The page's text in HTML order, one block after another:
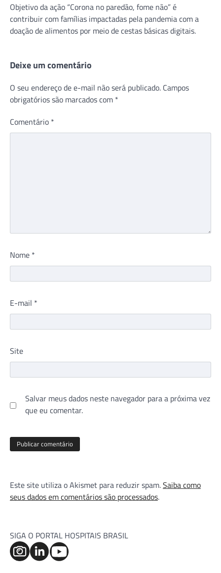
Objetivo da ação “Corona no paredão, fome não” é
contribuir com famílias impactadas pela pandemia com a
doação de alimentos por meio de cestas básicas digitais.
Deixe um comentário
O seu endereço de e-mail não será publicado. Campos
obrigatórios são marcados com *
Comentário *
Nome *
E-mail *
Site
Salvar meus dados neste navegador para a próxima vez
que eu comentar.
Este site utiliza o Akismet para reduzir spam.Saiba como
seus dados em comentários são processados.
SIGA O PORTAL HOSPITAIS BRASIL